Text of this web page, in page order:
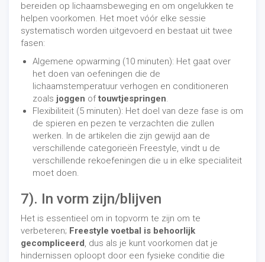
bereiden op lichaamsbeweging en om ongelukken te
helpen voorkomen. Het moet vóór elke sessie
systematisch worden uitgevoerd en bestaat uit twee
fasen:
Algemene opwarming (10 minuten): Het gaat over
het doen van oefeningen die de
lichaamstemperatuur verhogen en conditioneren
zoals joggen oftouwtjespringen.
Flexibiliteit (5 minuten): Het doel van deze fase is om
de spieren en pezen te verzachten die zullen
werken. In de artikelen die zijn gewijd aan de
verschillende categorieën Freestyle, vindt u de
verschillende rekoefeningen die u in elke specialiteit
moet doen.
7). In vorm zijn/blijven
Het is essentieel om in topvorm te zijn om te
verbeteren; Freestyle voetbal is behoorlijk
gecompliceerd, dus als je kunt voorkomen dat je
hindernissen oploopt door een fysieke conditie die